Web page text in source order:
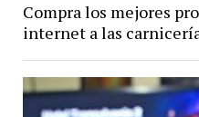
Compra los mejores
internet a las